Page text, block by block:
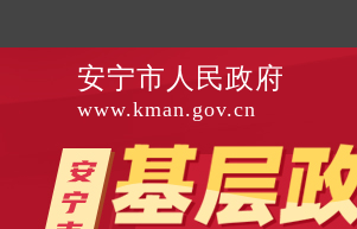
安宁市人民政府
www.kman.gov.cn